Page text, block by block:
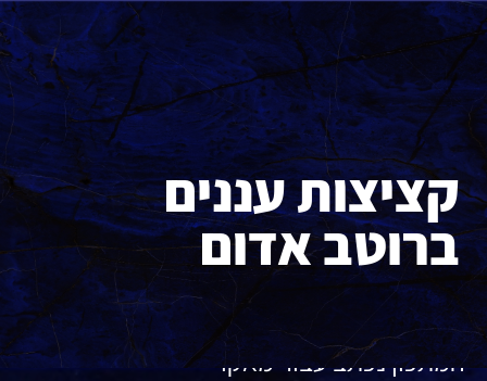
קציצות עננים
ברוטב אדום
המתכון נכתב עבור מאקו